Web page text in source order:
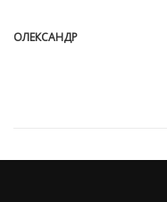
ОЛЕКСАНДР